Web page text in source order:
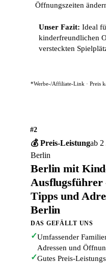
Öffnungszeiten
Unser Fazit: Ideal
kinderfreundlichen
versteckten
*Werbe-/Affiliate-Link · Preis
#2
💰 Preis-Leistungab 2
Berlin
Berlin mit
Ausflugsführer
Tipps und
Berlin
DAS GEFÄLLT UNS
✓Umfassender
Adressen und
✓Gutes Preis-